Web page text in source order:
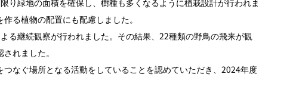
り緑地の面積を確保し、樹種も多くなるように植栽設計が行われま
る植物の配置にも配慮しました。
る継続観察が行われました。その結果、22種類の野鳥の飛来が観
れました。
なぐ場所となる活動をしていることを認めていただき、2024年度